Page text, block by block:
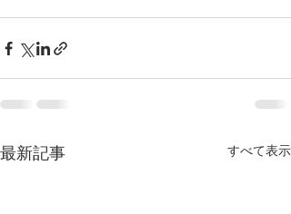
最新記事 すべて表示